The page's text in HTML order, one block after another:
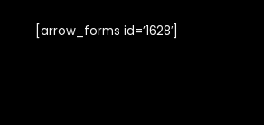
[arrow_forms id=’1628′]